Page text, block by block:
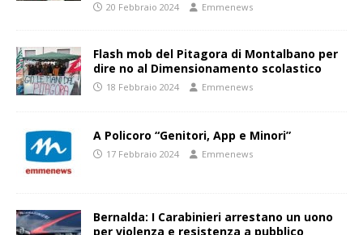
20 Febbraio 2024 Emmenews
Flash mob del Pitagora di Montalbano per
dire no al Dimensionamento scolastico
18 Febbraio 2024 Emmenews
A Policoro “Genitori, App e Minori”
17 Febbraio 2024 Emmenews
Bernalda: I Carabinieri arrestano un uono
per violenza e resistenza a pubblico